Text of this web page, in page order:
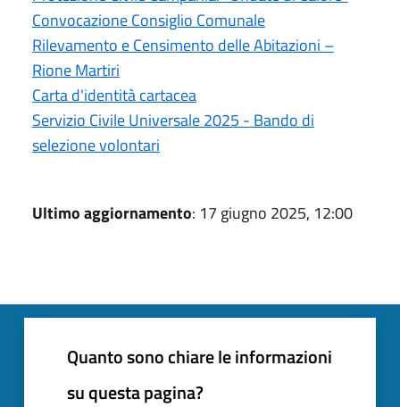
Convocazione Consiglio Comunale
Rilevamento e Censimento delle Abitazioni –
Rione Martiri
Carta d'identità cartacea
Servizio Civile Universale 2025 - Bando di
selezione volontari
Ultimo aggiornamento: 17 giugno 2025, 12:00
Quanto sono chiare le informazioni
su questa pagina?